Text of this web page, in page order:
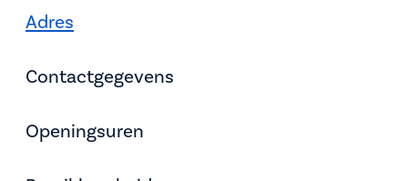
Adres
Contactgegevens
Openingsuren